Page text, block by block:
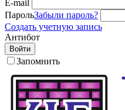
E-mail
ПарольЗабыли пароль?
Создать учетную запись
Антибот
Войти
Запомнить